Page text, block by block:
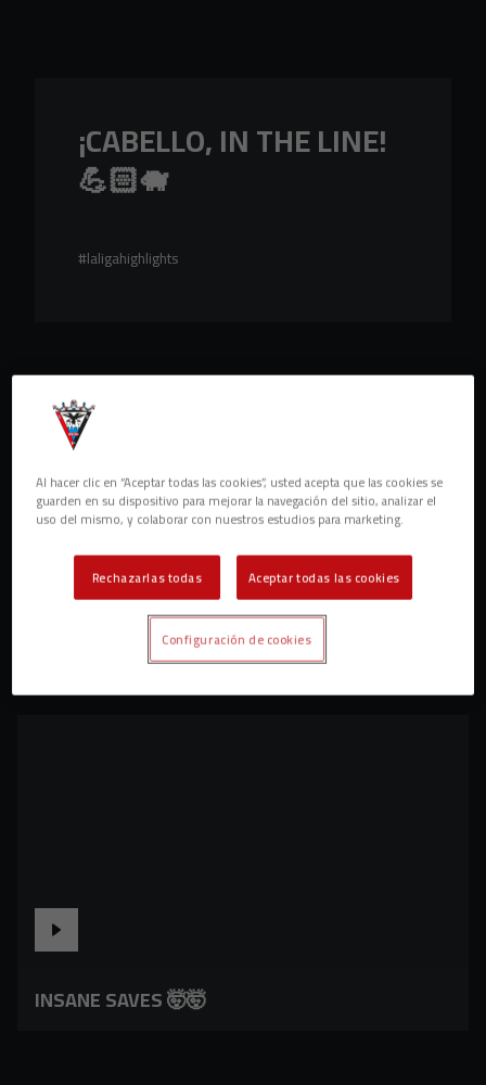
¡CABELLO, IN THE LINE!
💪🏻🐗
#laligahighlights
INSANE SAVES 🤯🤯
Al hacer clic en “Aceptar todas las cookies”, usted acepta que las cookies se
guarden en su dispositivo para mejorar la navegación del sitio, analizar el
uso del mismo, y colaborar con nuestros estudios para marketing.
Rechazarlas todas Aceptar todas las cookies
Configuración de cookies